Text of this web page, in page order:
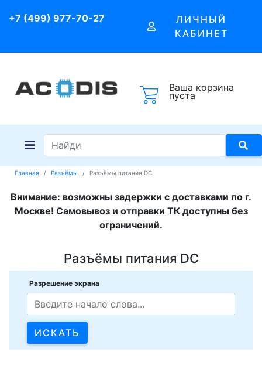
+7 (499) 977-70-27
ЛИЧНЫЙ
КАБИНЕТ
Ваша корзина
пуста
Главная Разъёмы Разъёмы питания DC
Внимание: возможны задержки с доставками по г.
Москве! Самовывоз и отправки ТК доступны без
ограничений.
Разъёмы питания DC
Разрешение экрана